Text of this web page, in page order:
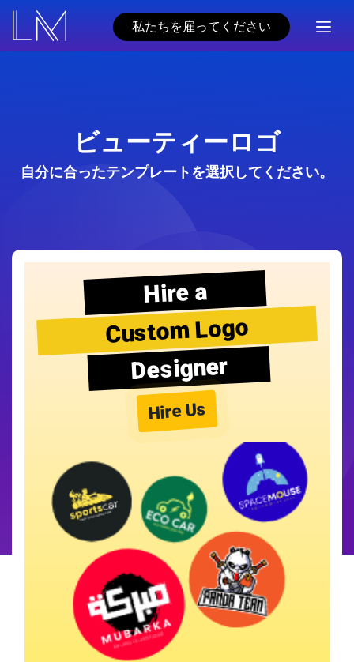
私たちを雇ってください
ビューティーロゴ
自分に合ったテンプレートを選択してください。
Hire a
Custom Logo
Designer
Hire Us